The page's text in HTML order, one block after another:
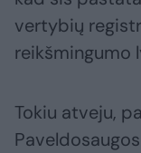
vertybių
reikšmingumo
Tokiu atveju,